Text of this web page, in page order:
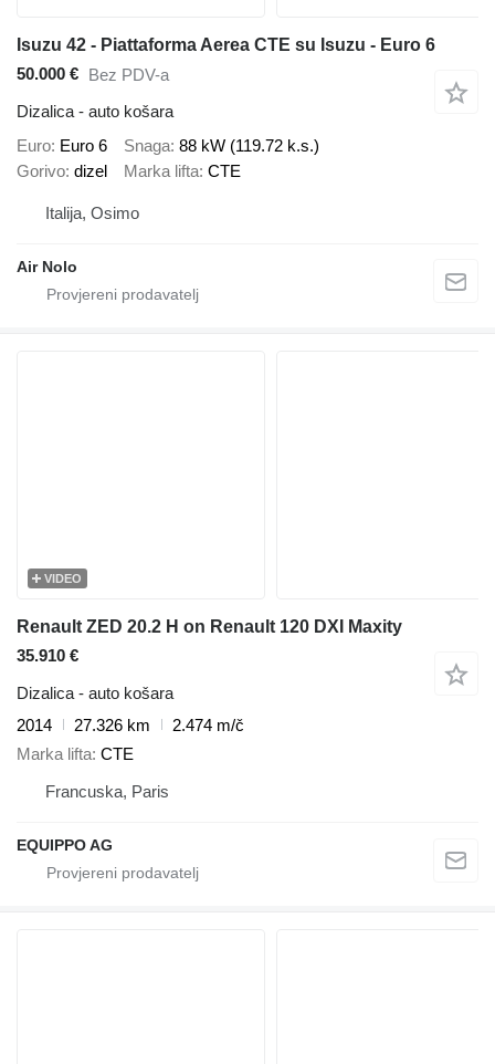
Isuzu 42 - Piattaforma Aerea CTE su Isuzu - Euro 6
50.000 € Bez PDV-a
Dizalica - auto košara
Euro Euro 6 Snaga 88 kW (119.72 k.s.)
Gorivo dizel Marka lifta CTE
Italija, Osimo
Air Nolo
VIDEO
Renault ZED 20.2 H on Renault 120 DXI Maxity
35.910 €
Dizalica - auto košara
2014
27.326 km
2.474 m/č
Marka lifta CTE
Francuska, Paris
EQUIPPO AG